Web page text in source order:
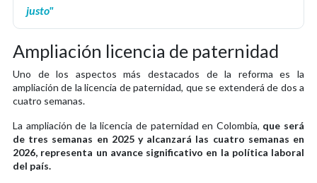
justo"
Ampliación licencia de paternidad
Uno de los aspectos más destacados de la reforma es la
ampliación de la licencia de paternidad, que se extenderá de dos a
cuatro semanas.
La ampliación de la licencia de paternidad en Colombia, que será
de tres semanas en 2025 y alcanzará las cuatro semanas en
2026, representa un avance significativo en la política laboral
del país.